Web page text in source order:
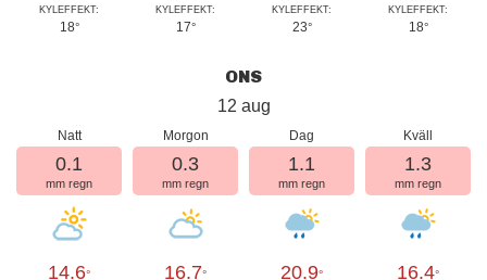
KYLEFFEKT:
18°
KYLEFFEKT:
17°
KYLEFFEKT:
23°
KYLEFFEKT:
18°
ONS
12 aug
Natt
0.1
mm regn
14.6°
Morgon
0.3
mm regn
16.7°
Dag
1.1
mm regn
20.9°
Kväll
1.3
mm regn
16.4°